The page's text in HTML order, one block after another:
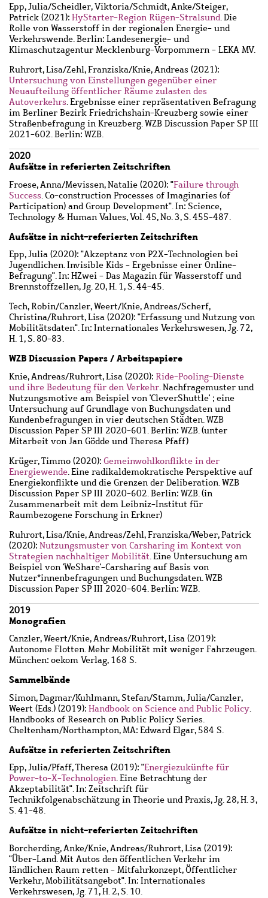
Epp, Julia/Scheidler, Viktoria/Schmidt, Anke/Steiger,
Patrick (2021): HyStarter-Region Rügen-Stralsund. Die
Rolle von Wasserstoff in der regionalen Energie- und
Verkehrswende. Berlin: Landesenergie- und
Klimaschutzagentur Mecklenburg-Vorpommern - LEKA MV.
Ruhrort, Lisa/Zehl, Franziska/Knie, Andreas (2021):
Untersuchung von Einstellungen gegenüber einer
Neuaufteilung öffentlicher Räume zulasten des
Autoverkehrs. Ergebnisse einer repräsentativen Befragung
im Berliner Bezirk Friedrichshain-Kreuzberg sowie einer
Straßenbefragung in Kreuzberg. WZB Discussion Paper SP III
2021-602. Berlin: WZB.
2020
Aufsätze in referierten Zeitschriften
Froese, Anna/Mevissen, Natalie (2020): "Failure through
Success. Co-construction Processes of Imaginaries (of
Participation) and Group Development". In: Science,
Technology & Human Values, Vol. 45, No. 3, S. 455-487.
Aufsätze in nicht-referierten Zeitschriften
Epp, Julia (2020): "Akzeptanz von P2X-Technologien bei
Jugendlichen. Invisible Kids - Ergebnisse einer Online-
Befragung". In: HZwei - Das Magazin für Wasserstoff und
Brennstoffzellen, Jg. 20, H. 1, S. 44-45.
Tech, Robin/Canzler, Weert/Knie, Andreas/Scherf,
Christina/Ruhrort, Lisa (2020): "Erfassung und Nutzung von
Mobilitätsdaten". In: Internationales Verkehrswesen, Jg. 72,
H. 1, S. 80-83.
WZB Discussion Papers / Arbeitspapiere
Knie, Andreas/Ruhrort, Lisa (2020): Ride-Pooling-Dienste
und ihre Bedeutung für den Verkehr. Nachfragemuster und
Nutzungsmotive am Beispiel von 'CleverShuttle' ; eine
Untersuchung auf Grundlage von Buchungsdaten und
Kundenbefragungen in vier deutschen Städten. WZB
Discussion Paper SP III 2020-601. Berlin: WZB. (unter
Mitarbeit von Jan Gödde und Theresa Pfaff)
Krüger, Timmo (2020): Gemeinwohlkonflikte in der
Energiewende. Eine radikaldemokratische Perspektive auf
Energiekonflikte und die Grenzen der Deliberation. WZB
Discussion Paper SP III 2020-602. Berlin: WZB. (in
Zusammenarbeit mit dem Leibniz-Institut für
Raumbezogene Forschung in Erkner)
Ruhrort, Lisa/Knie, Andreas/Zehl, Franziska/Weber, Patrick
(2020): Nutzungsmuster von Carsharing im Kontext von
Strategien nachhaltiger Mobilität. Eine Untersuchung am
Beispiel von 'WeShare'-Carsharing auf Basis von
Nutzer*innenbefragungen und Buchungsdaten. WZB
Discussion Paper SP III 2020-604. Berlin: WZB.
2019
Monografien
Canzler, Weert/Knie, Andreas/Ruhrort, Lisa (2019):
Autonome Flotten. Mehr Mobilität mit weniger Fahrzeugen.
München: oekom Verlag, 168 S.
Sammelbände
Simon, Dagmar/Kuhlmann, Stefan/Stamm, Julia/Canzler,
Weert (Eds.) (2019): Handbook on Science and Public Policy.
Handbooks of Research on Public Policy Series.
Cheltenham/Northampton, MA: Edward Elgar, 584 S.
Aufsätze in referierten Zeitschriften
Epp, Julia/Pfaff, Theresa (2019): "Energiezukünfte für
Power-to-X-Technologien. Eine Betrachtung der
Akzeptabilität". In: Zeitschrift für
Technikfolgenabschätzung in Theorie und Praxis, Jg. 28, H. 3,
S. 41-48.
Aufsätze in nicht-referierten Zeitschriften
Borcherding, Anke/Knie, Andreas/Ruhrort, Lisa (2019):
"Über-Land. Mit Autos den öffentlichen Verkehr im
ländlichen Raum retten - Mitfahrkonzept, Öffentlicher
Verkehr, Mobilitätsangebot". In: Internationales
Verkehrswesen, Jg. 71, H. 2, S. 10.